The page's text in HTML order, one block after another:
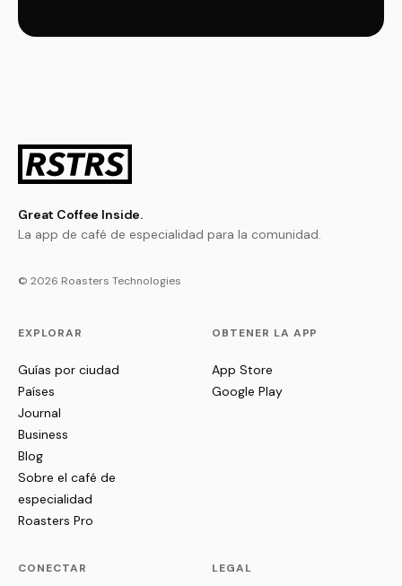
Great Coffee Inside.
La app de café de especialidad para la comunidad.
© 2026 Roasters Technologies
EXPLORAR
Guías por ciudad
Países
Journal
Business
Blog
Sobre el café de
especialidad
Roasters Pro
OBTENER LA APP
App Store
Google Play
CONECTAR LEGAL